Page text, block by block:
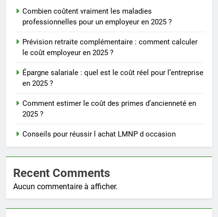
Combien coûtent vraiment les maladies
professionnelles pour un employeur en 2025 ?
Prévision retraite complémentaire : comment calculer
le coût employeur en 2025 ?
Épargne salariale : quel est le coût réel pour l’entreprise
en 2025 ?
Comment estimer le coût des primes d’ancienneté en
2025 ?
Conseils pour réussir l achat LMNP d occasion
Recent Comments
Aucun commentaire à afficher.